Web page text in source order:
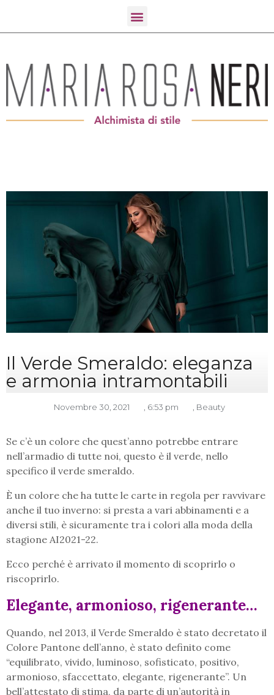
Il Verde Smeraldo: eleganza
e armonia intramontabili
Novembre 30, 2021 6:53 pm Beauty
Se c’è un colore che quest’anno potrebbe entrare
nell’armadio di tutte noi, questo è il verde, nello
specifico il verde smeraldo.
È un colore che ha tutte le carte in regola per ravvivare
anche il tuo inverno: si presta a vari abbinamenti e a
diversi stili, è sicuramente tra i colori alla moda della
stagione AI2021-22.
Ecco perché è arrivato il momento di scoprirlo o
riscoprirlo.
Elegante, armonioso, rigenerante…
Quando, nel 2013, il Verde Smeraldo è stato decretato il
Colore Pantone dell’anno, è stato definito come
“equilibrato, vivido, luminoso, sofisticato, positivo,
armonioso, sfaccettato, elegante, rigenerante”. Un
bell’attestato di stima, da parte di un’autorità in